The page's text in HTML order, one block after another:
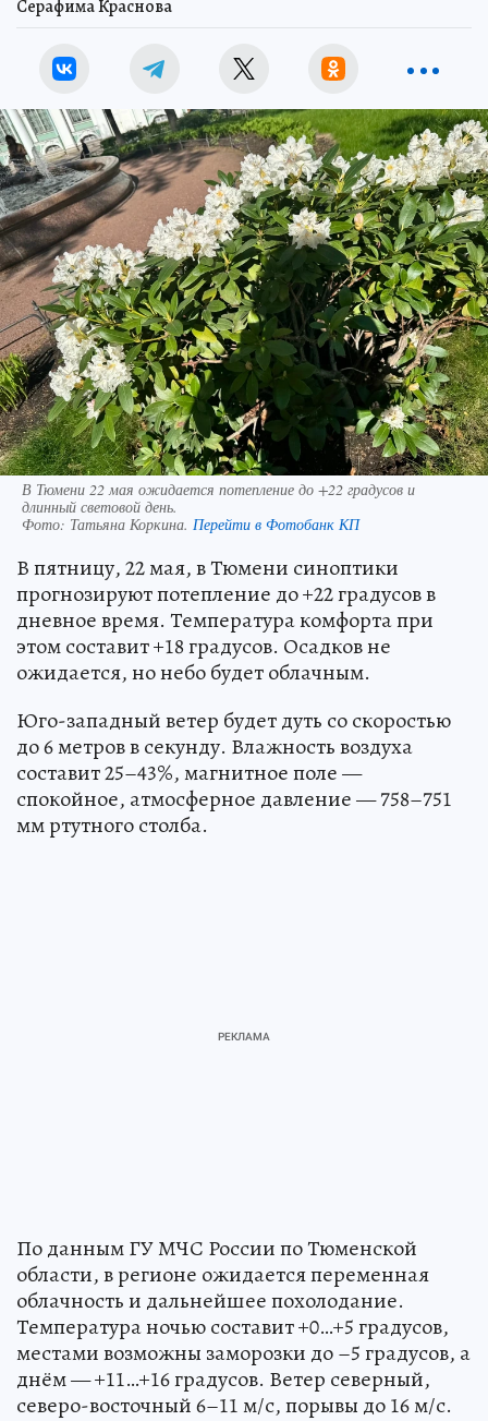
Серафима Краснова
В Тюмени 22 мая ожидается потепление до +22 градусов и
длинный световой день.
Фото: Татьяна Коркина. Перейти в Фотобанк КП
В пятницу, 22 мая, в Тюмени синоптики
прогнозируют потепление до +22 градусов в
дневное время. Температура комфорта при
этом составит +18 градусов. Осадков не
ожидается, но небо будет облачным.
Юго-западный ветер будет дуть со скоростью
до 6 метров в секунду. Влажность воздуха
составит 25–43%, магнитное поле —
спокойное, атмосферное давление — 758–751
мм ртутного столба.
По данным ГУ МЧС России по Тюменской
области, в регионе ожидается переменная
облачность и дальнейшее похолодание.
Температура ночью составит +0…+5 градусов,
местами возможны заморозки до –5 градусов, а
днём — +11…+16 градусов. Ветер северный,
северо-восточный 6–11 м/с, порывы до 16 м/с.